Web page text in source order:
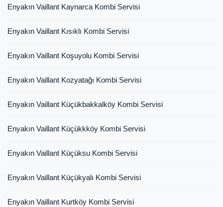
Enyakın Vaillant Kaynarca Kombi Servisi
Enyakın Vaillant Kısıklı Kombi Servisi
Enyakın Vaillant Koşuyolu Kombi Servisi
Enyakın Vaillant Kozyatağı Kombi Servisi
Enyakın Vaillant Küçükbakkalköy Kombi Servisi
Enyakın Vaillant Küçükkköy Kombi Servisi
Enyakın Vaillant Küçüksu Kombi Servisi
Enyakın Vaillant Küçükyalı Kombi Servisi
Enyakın Vaillant Kurtköy Kombi Servisi